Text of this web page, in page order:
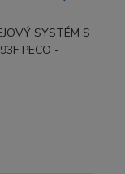
SYSTÉM S
PECO -